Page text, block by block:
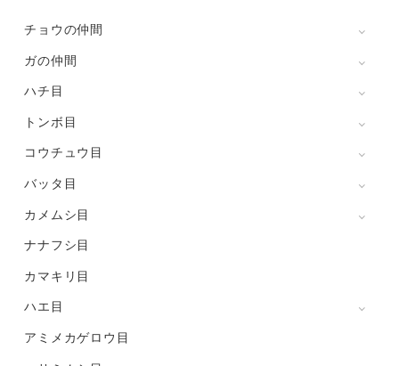
チョウの仲間
ガの仲間
ハチ目
トンボ目
コウチュウ目
バッタ目
カメムシ目
ナナフシ目
カマキリ目
ハエ目
アミメカゲロウ目